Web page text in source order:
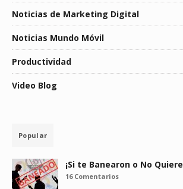
Noticias de Marketing Digital
Noticias Mundo Móvil
Productividad
Video Blog
Popular
¡Si te Banearon o No
16 Comentarios